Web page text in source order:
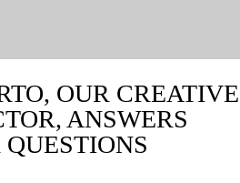
OUR CREATIVE
ANSWERS